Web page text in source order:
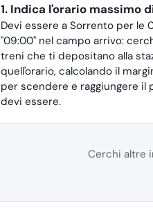
1. Indica l'orario massimo
Devi essere a Sorrento per le
"09:00" nel campo arrivo:
treni che ti depositano alla
quell'orario, calcolando il
per scendere e raggiungere il
devi essere.
Cerchi altre